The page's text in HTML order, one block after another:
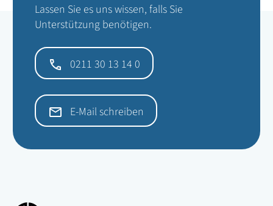
Lassen Sie es uns wissen, falls Sie
Unterstützung benötigen.
0211 30 13 14 0
E-Mail schreiben